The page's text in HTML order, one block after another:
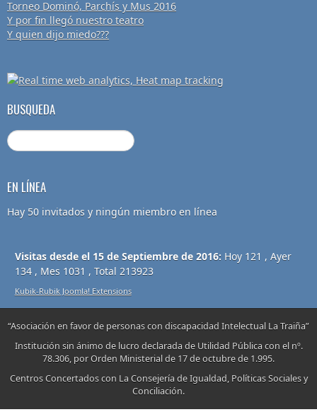
Torneo Dominó, Parchís y Mus 2016
Y por fin llegó nuestro teatro
Y quien dijo miedo???
BUSQUEDA
EN LÍNEA
Hay 50 invitados y ningún miembro en línea
Visitas desde el 15 de Septiembre de 2016: Hoy 121 , Ayer
134 , Mes 1031 , Total 213923
Kubik-Rubik Joomla! Extensions
“Asociación en favor de personas con discapacidad Intelectual La Traiña”
Institución sin ánimo de lucro declarada de Utilidad Pública con el nº.
78.306, por Orden Ministerial de 17 de octubre de 1.995.
Centros Concertados con La Consejería de Igualdad, Políticas Sociales y
Conciliación.